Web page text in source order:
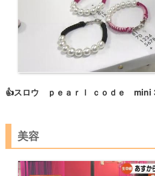
👍スロウ ｐｅａｒｌ ｃｏｄｅ mini
美容